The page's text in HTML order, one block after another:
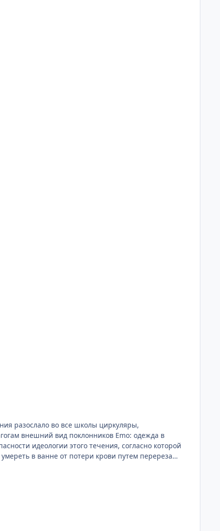
разослало во все школы циркуляры,
идеологии этого течения, согласно которой
в ванне от потери крови путем перереза
области. «Зачастую в данное движение
вреда собственному телу» становятся